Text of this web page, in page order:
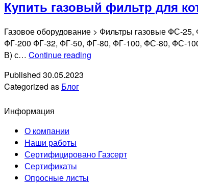
Купить газовый фильтр для
Газовое оборудование > Фильтры газовые
ФГ-200 ФГ-32, ФГ-50, ФГ-80, ФГ-100, ФС-80, ФС-
В) с… Continue reading
Published 30.05.2023
Categorized as Блог
Информация
О компании
Наши работы
Сертифицировано Газсерт
Сертификаты
Опросные листы